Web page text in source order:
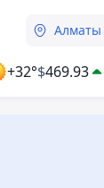
Алматы
+32°$469.93